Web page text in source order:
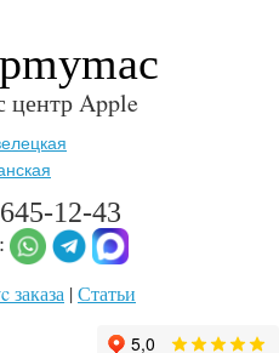
центр Apple
12-43
заказа |Статьи